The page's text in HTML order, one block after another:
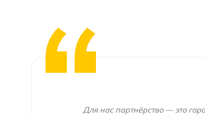
Для нас партнёрство — это